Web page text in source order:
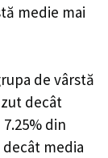
medie mai
de vârstă
decât
din
media